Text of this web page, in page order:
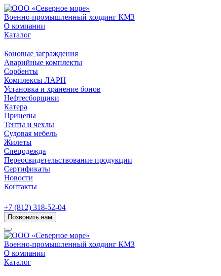
Военно-промышленный холдинг КМЗ
О компании
Каталог
Боновые заграждения
Аварийные комплекты
Сорбенты
Комплексы ЛАРН
Установка и хранение бонов
Нефтесборщики
Катера
Прицепы
Тенты и чехлы
Судовая мебель
Жилеты
Спецодежда
Переосвидетельствование продукции
Сертификаты
Новости
Контакты
+7 (812) 318-52-04
Позвонить нам
Военно-промышленный холдинг КМЗ
О компании
Каталог